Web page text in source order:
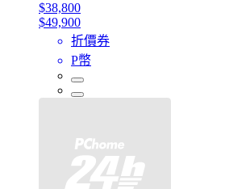
$38,800
$49,900
折價券
P幣